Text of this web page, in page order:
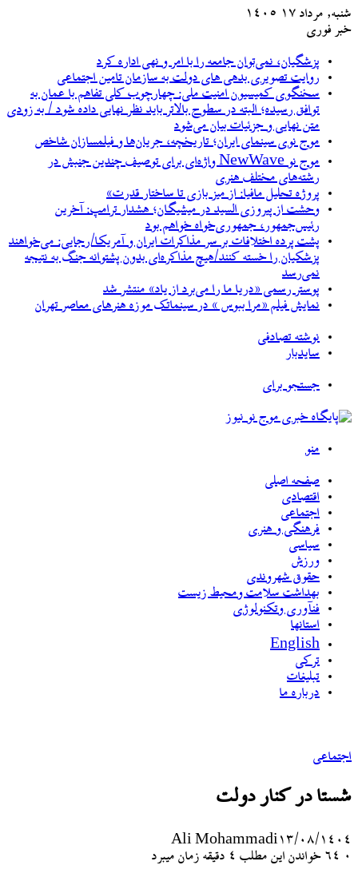
شنبه, مرداد ۱۷ ۱۴۰۵
خبر فوری
پزشگیان، نمی‌توان جامعه را با امر و نهی اداره کرد
روایت تصویری بدهی های دولت به سازمان تامین اجتماعی
سخنگوی کمیسیون امنیت ملی: چهارچوب کلی تفاهم با عمان به
توافق رسیده؛ البته در سطوح بالاتر باید نظر نهایی داده شود / به زودی
متن نهایی و جزئیات بیان می‌شود
موج نوی سینمای ایران؛ تاریخچه، جریان‌ها و فیلمسازان شاخص
موج نو NewWave واژه‌ای برای توصیف چندین جنبش در
رشته‌های مختلف هنری
پروژه تحلیل مافیا: از میز بازی تا ساختار قدرت»
وحشت از پیروزی السید در میشیگان؛ هشدار ترامپ: آخرین
رئیس‌جمهور، جمهوری‌خواه خواهم بود
پشت پرده اختلافات بر سر مذاکرات ایران و آمریکا/رجایی: می‌خواهند
پزشکیان را خسته کنند/هیچ مذاکره‌ای بدون پشتوانه جنگ به نتیجه
نمی‌رسد
پوستر رسمی «دریا ما را می‌برد از یاد» منتشر شد
نمایش فیلم «مرا ببوس » در سینماتک موزه هنرهای معاصر تهران
نوشته تصادفی
سایدبار
جستجو برای
منو
صفحه اصلی
اقتصادی
اجتماعی
فرهنگی و هنری
سیاسی
ورزش
حقوق شهروندی
بهداشت سلامت ومحیط زیست
فنآوری وتکنولوژی
استانها
English
ترکی
تبلیغات
درباره ما
اجتماعی
شستا در کنار دولت
Ali Mohammadi ۱۳/۰۸/۱۴۰۴
۰
خواندن این مطلب 4 دقیقه زمان میبرد